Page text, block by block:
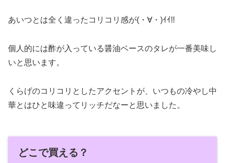
あいつとは全く違ったコリコリ感が(・∀・)ｲｲ!!
個人的には酢が入っている醤油ベースのタレが一番美味し
いと思います。
くらげのコリコリとしたアクセントが、いつもの冷やし中
華とはひと味違ってリッチだなーと思いました。
どこで買える？